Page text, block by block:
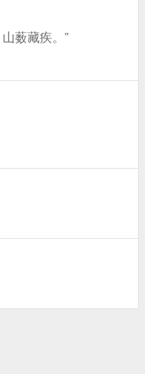
薮藏疾。”